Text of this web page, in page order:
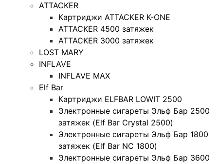
ATTACKER
Картриджи ATTACKER K-ONE
ATTACKER 4500 затяжек
ATTACKER 3000 затяжек
LOST MARY
INFLAVE
INFLAVE MAX
Elf Bar
Картриджи ELFBAR LOWIT 2500
Электронные сигареты Эльф Бар 2500
затяжек (Elf Bar Crystal 2500)
Электронные сигареты Эльф Бар 1800
затяжек (Elf Bar NC 1800)
Электронные сигареты Эльф Бар 3600